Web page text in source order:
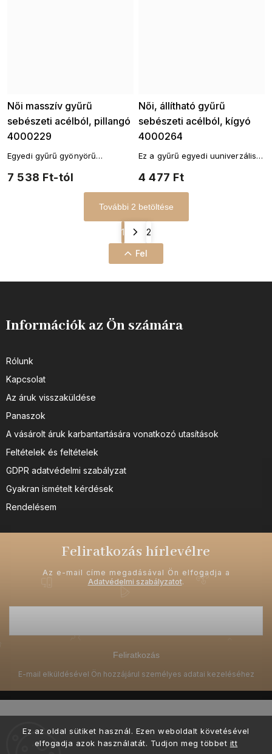
Ez az oldal sütiket használ. Ezen weboldalt követésével
elfogadja azok használatát. Tudjon meg többet itt
Női masszív gyűrű
sebészeti acélból, pillangó
4000229
7 538 Ft-tól
Egyedi gyűrű gyönyörű
bármilyen öltözék
finomhangolásában.
Női, állítható gyűrű
sebészeti acélból, kígyó
4000264
4 477 Ft
Ez a gyűrű egyedi uuniverzális
További 2 betöltése
1 2
Fel
Információk az Ön számára
Rólunk
Kapcsolat
Az áruk visszaküldése
Panaszok
A vásárolt áruk karbantartására vonatkozó utasítások
Feltételek és feltételek
GDPR adatvédelmi szabályzat
Gyakran ismételt kérdések
Rendelésem
Feliratkozás hírlevélre
Az e-mail címe megadásával Ön elfogadja a
Adatvédelmi szabályzatot.
Feliratkozás